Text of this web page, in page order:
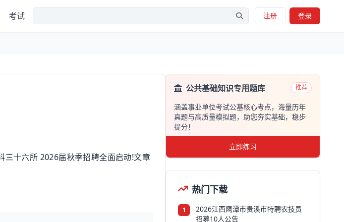
考试 注册 登录
十六所 2026届秋季招聘全面启动!文章
公共基础知识专用题库 推荐
涵盖事业单位考试公基核心考点，海量历年
真题与高质量模拟题，助您夯实基础，稳步
提分！
立即练习
热门下载
1
2026江西鹰潭市贵溪市特聘农技员
招募10人公告